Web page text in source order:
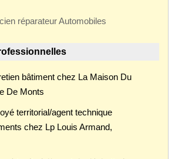
réparateur Automobiles
bâtiment chez La Maison Du
De Monts
territorial/agent technique
chez Lp Louis Armand,